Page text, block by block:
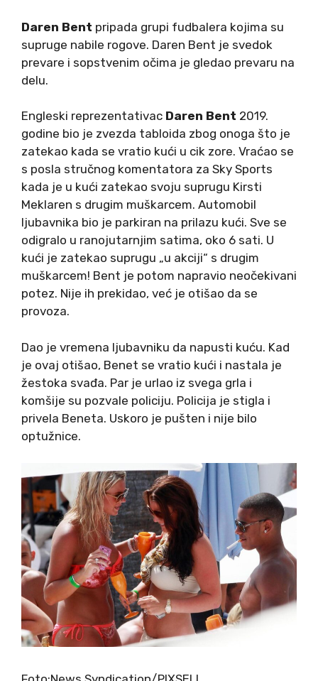
Daren Bent pripada grupi fudbalera kojima su
supruge nabile rogove. Daren Bent je svedok
prevare i sopstvenim očima je gledao prevaru na
delu.
Engleski reprezentativac Daren Bent 2019.
godine bio je zvezda tabloida zbog onoga što je
zatekao kada se vratio kući u cik zore. Vraćao se
s posla stručnog komentatora za Sky Sports
kada je u kući zatekao svoju suprugu Kirsti
Meklaren s drugim muškarcem. Automobil
ljubavnika bio je parkiran na prilazu kući. Sve se
odigralo u ranojutarnjim satima, oko 6 sati. U
kući je zatekao suprugu „u akciji“ s drugim
muškarcem! Bent je potom napravio neočekivani
potez. Nije ih prekidao, već je otišao da se
provoza.
Dao je vremena ljubavniku da napusti kuću. Kad
je ovaj otišao, Benet se vratio kući i nastala je
žestoka svađa. Par je urlao iz svega grla i
komšije su pozvale policiju. Policija je stigla i
privela Beneta. Uskoro je pušten i nije bilo
optužnice.